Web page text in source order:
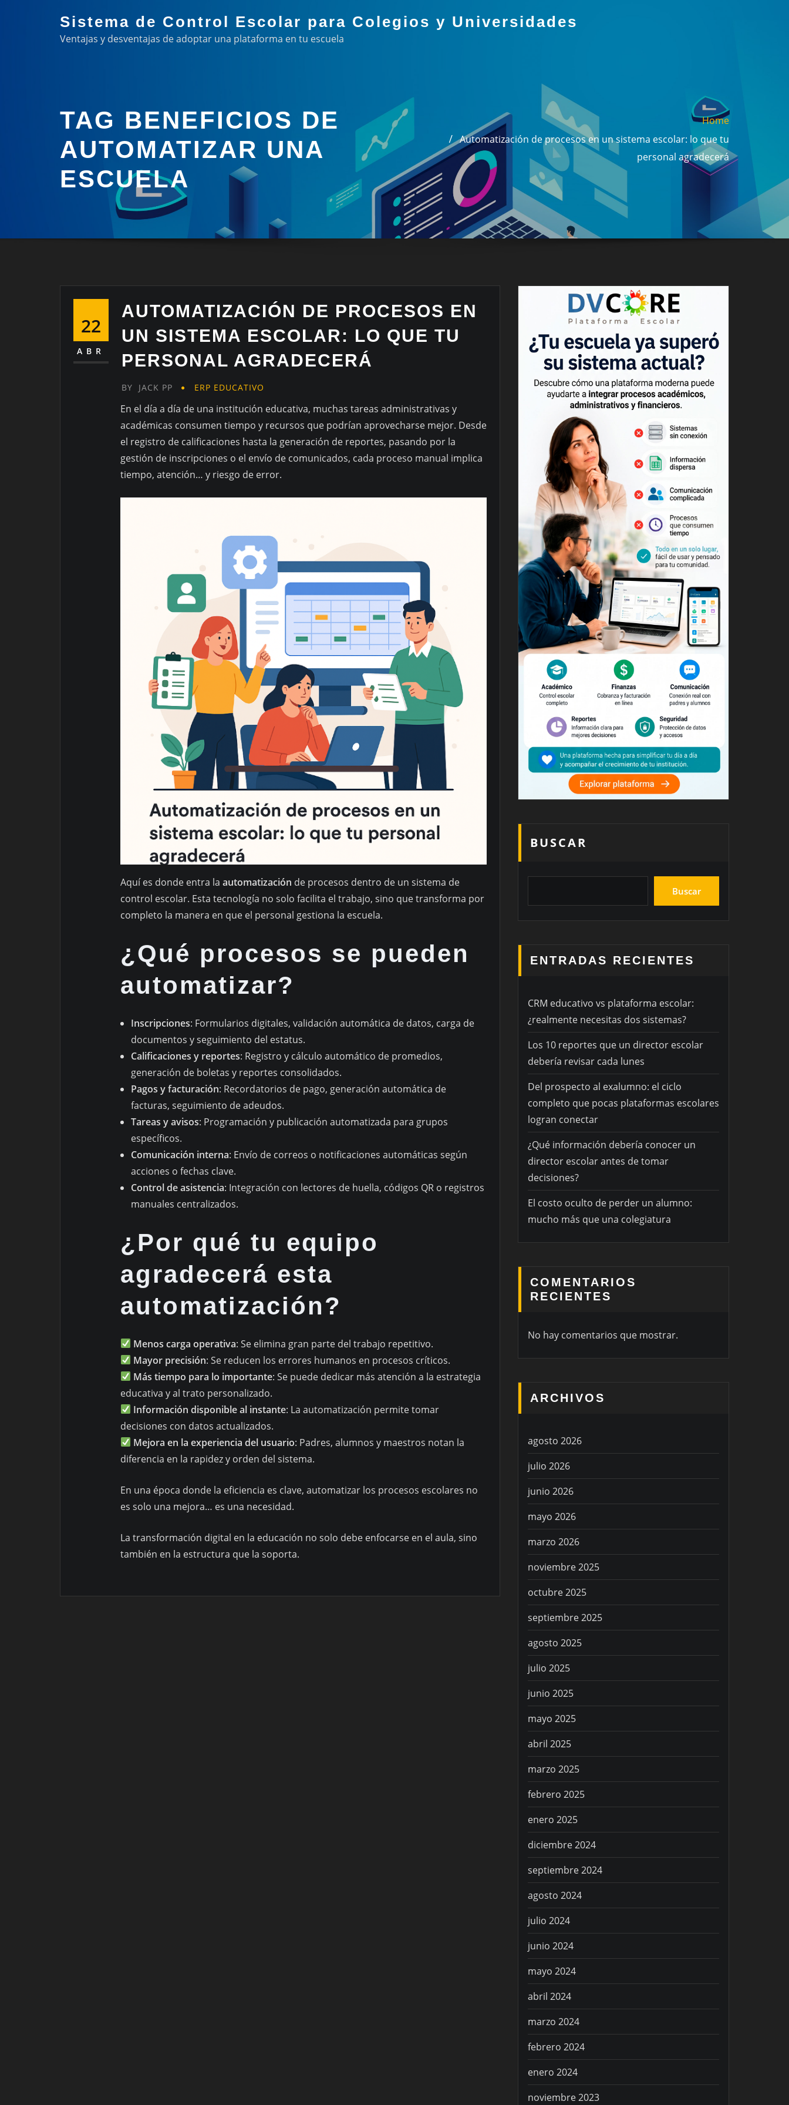
Sistema de Control Escolar para Colegios y Universidades
Ventajas y desventajas de adoptar una plataforma en tu escuela
TAG BENEFICIOS DE
AUTOMATIZAR UNA
ESCUELA
Home
Automatización de procesos en un sistema escolar: lo que tu
personal agradecerá
22
ABR
AUTOMATIZACIÓN DE PROCESOS EN
UN SISTEMA ESCOLAR: LO QUE TU
PERSONAL AGRADECERÁ
BY JACK PP ERP EDUCATIVO
En el día a día de una institución educativa, muchas tareas administrativas y
académicas consumen tiempo y recursos que podrían aprovecharse mejor. Desde
el registro de calificaciones hasta la generación de reportes, pasando por la
gestión de inscripciones o el envío de comunicados, cada proceso manual implica
tiempo, atención… y riesgo de error.
Aquí es donde entra la automatización de procesos dentro de un sistema de
control escolar. Esta tecnología no solo facilita el trabajo, sino que transforma por
completo la manera en que el personal gestiona la escuela.
¿Qué procesos se pueden
automatizar?
Inscripciones: Formularios digitales, validación automática de datos, carga de
documentos y seguimiento del estatus.
Calificaciones y reportes: Registro y cálculo automático de promedios,
generación de boletas y reportes consolidados.
Pagos y facturación: Recordatorios de pago, generación automática de
facturas, seguimiento de adeudos.
Tareas y avisos: Programación y publicación automatizada para grupos
específicos.
Comunicación interna: Envío de correos o notificaciones automáticas según
acciones o fechas clave.
Control de asistencia: Integración con lectores de huella, códigos QR o registros
manuales centralizados.
¿Por qué tu equipo
agradecerá esta
automatización?
Menos carga operativa: Se elimina gran parte del trabajo repetitivo.
Mayor precisión: Se reducen los errores humanos en procesos críticos.
Más tiempo para lo importante: Se puede dedicar más atención a la estrategia
educativa y al trato personalizado.
Información disponible al instante: La automatización permite tomar
decisiones con datos actualizados.
Mejora en la experiencia del usuario: Padres, alumnos y maestros notan la
diferencia en la rapidez y orden del sistema.
En una época donde la eficiencia es clave, automatizar los procesos escolares no
es solo una mejora… es una necesidad.
La transformación digital en la educación no solo debe enfocarse en el aula, sino
también en la estructura que la soporta.
BUSCAR
Buscar
ENTRADAS RECIENTES
CRM educativo vs plataforma escolar:
¿realmente necesitas dos sistemas?
Los 10 reportes que un director escolar
debería revisar cada lunes
Del prospecto al exalumno: el ciclo
completo que pocas plataformas escolares
logran conectar
¿Qué información debería conocer un
director escolar antes de tomar
decisiones?
El costo oculto de perder un alumno:
mucho más que una colegiatura
COMENTARIOS
RECIENTES
No hay comentarios que mostrar.
ARCHIVOS
agosto 2026
julio 2026
junio 2026
mayo 2026
marzo 2026
noviembre 2025
octubre 2025
septiembre 2025
agosto 2025
julio 2025
junio 2025
mayo 2025
abril 2025
marzo 2025
febrero 2025
enero 2025
diciembre 2024
septiembre 2024
agosto 2024
julio 2024
junio 2024
mayo 2024
abril 2024
marzo 2024
febrero 2024
enero 2024
noviembre 2023